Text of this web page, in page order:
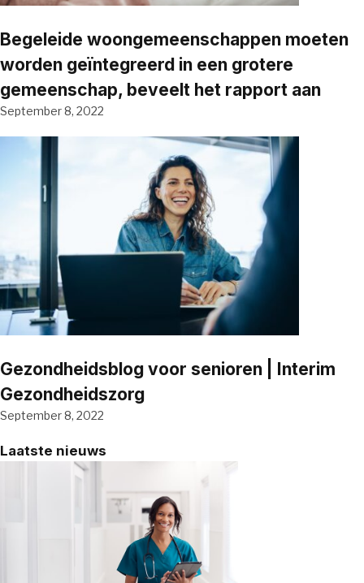
Begeleide woongemeenschappen moeten
worden geïntegreerd in een grotere
gemeenschap, beveelt het rapport aan
September 8, 2022
Gezondheidsblog voor senioren | Interim
Gezondheidszorg
September 8, 2022
Laatste nieuws